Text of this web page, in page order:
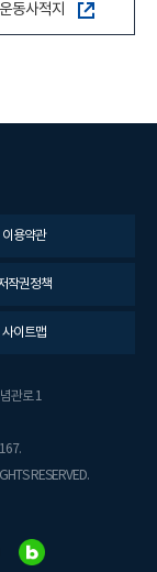
동사적지
이용약관
작권정책
사이트맵
관로 1
RESERVED.